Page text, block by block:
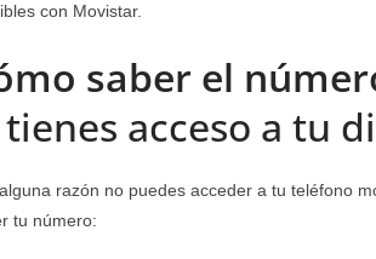
con Movistar.
saber el
acceso a tu
razón no puedes acceder a tu teléfono
tu número: